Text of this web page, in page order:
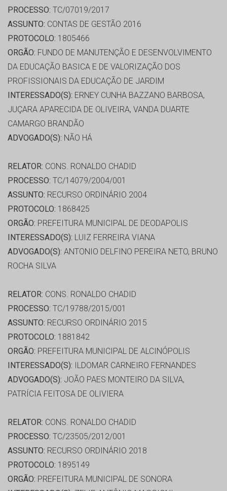
PROCESSO: TC/07019/2017
ASSUNTO: CONTAS DE GESTÃO 2016
PROTOCOLO: 1805466
ORGÃO: FUNDO DE MANUTENÇÃO E DESENVOLVIMENTO
DA EDUCAÇÃO BASICA E DE VALORIZAÇÃO DOS
PROFISSIONAIS DA EDUCAÇÃO DE JARDIM
INTERESSADO(S): ERNEY CUNHA BAZZANO BARBOSA,
JUÇARA APARECIDA DE OLIVEIRA, VANDA DUARTE
CAMARGO BRANDÃO
ADVOGADO(S): NÃO HÁ
RELATOR: CONS. RONALDO CHADID
PROCESSO: TC/14079/2004/001
ASSUNTO: RECURSO ORDINÁRIO 2004
PROTOCOLO: 1868425
ORGÃO: PREFEITURA MUNICIPAL DE DEODAPOLIS
INTERESSADO(S): LUIZ FERREIRA VIANA
ADVOGADO(S): ANTONIO DELFINO PEREIRA NETO, BRUNO
ROCHA SILVA
RELATOR: CONS. RONALDO CHADID
PROCESSO: TC/19788/2015/001
ASSUNTO: RECURSO ORDINÁRIO 2015
PROTOCOLO: 1881842
ORGÃO: PREFEITURA MUNICIPAL DE ALCINÓPOLIS
INTERESSADO(S): ILDOMAR CARNEIRO FERNANDES
ADVOGADO(S): JOÃO PAES MONTEIRO DA SILVA,
PATRÍCIA FEITOSA DE OLIVIERA
RELATOR: CONS. RONALDO CHADID
PROCESSO: TC/23505/2012/001
ASSUNTO: RECURSO ORDINÁRIO 2018
PROTOCOLO: 1895149
ORGÃO: PREFEITURA MUNICIPAL DE SONORA